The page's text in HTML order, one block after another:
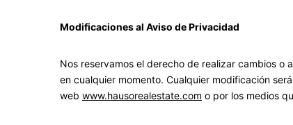
Modificaciones al Aviso de Privacidad
Nos reservamos el derecho de realizar cambios o
en cualquier momento. Cualquier modificación
web www.hausorealestate.com o por los medios